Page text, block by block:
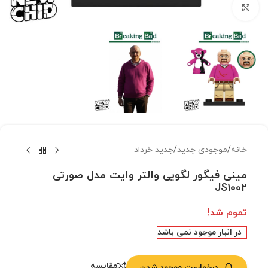
بزرگنمایی تصویر
خانه/موجودی جدید/جدید خرداد
مینی فیگور لگویی والتر وایت مدل صورتی
JS1002
تموم شد!
در انبار موجود نمی باشد
مقایسه